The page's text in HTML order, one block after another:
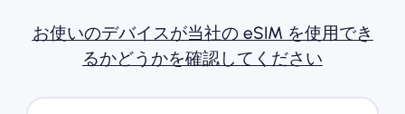
eSIMについて
お使いのデバイスが当社の eSIM を使用でき
るかどうかを確認してください